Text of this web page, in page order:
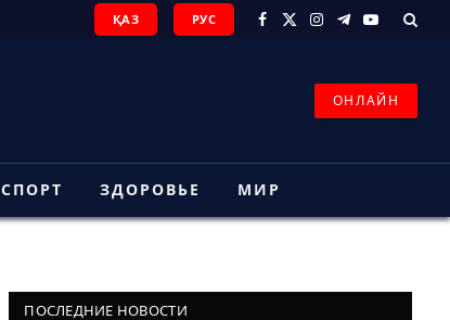
ҚАЗ РУС
Facebook
X
Instagram
Telegram
YouTube
ОНЛАЙН
СПОРТ ЗДОРОВЬЕ МИР
ПОСЛЕДНИЕ НОВОСТИ